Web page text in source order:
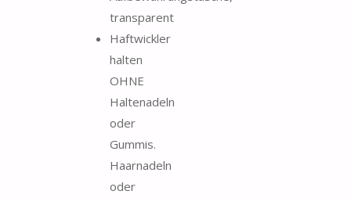
transparent
Haftwickler
halten
OHNE
Haltenadeln
oder
Gummis.
Haarnadeln
oder